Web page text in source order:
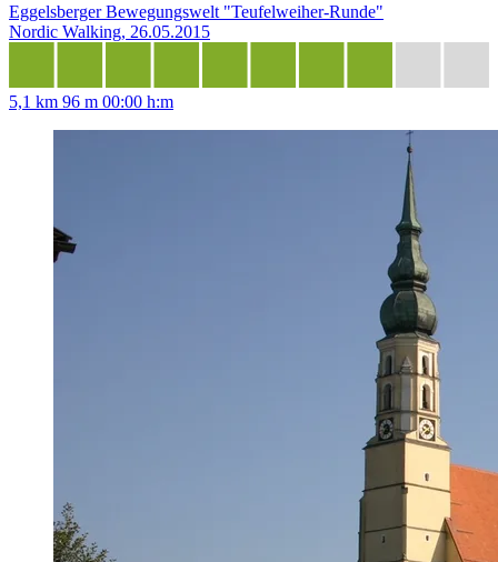
Eggelsberger Bewegungswelt "Teufelweiher-Runde"
Nordic Walking, 26.05.2015
5,1 km 96 m 00:00 h:m